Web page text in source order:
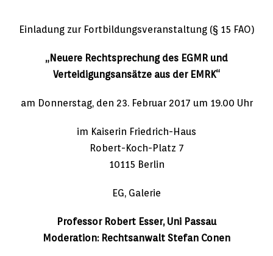
Einladung zur Fortbildungsveranstaltung (§ 15 FAO)
„Neuere Rechtsprechung des EGMR und
Verteidigungsansätze aus der EMRK“
am Donnerstag, den 23. Februar 2017 um 19.00 Uhr
im Kaiserin Friedrich-Haus
Robert-Koch-Platz 7
10115 Berlin
EG, Galerie
Professor Robert Esser, Uni Passau
Moderation: Rechtsanwalt Stefan Conen